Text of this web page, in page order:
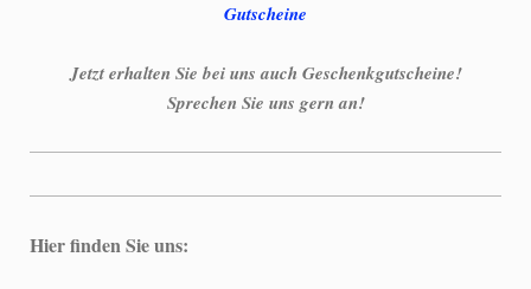
Gutscheine
Jetzt erhalten Sie bei uns auch Geschenkgutscheine!
Sprechen Sie uns gern an!
Hier finden Sie uns: